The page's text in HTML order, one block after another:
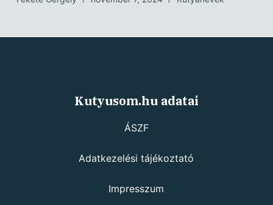
Kutyusom.hu adatai
ÁSZF
Adatkezelési tájékoztató
Impresszum